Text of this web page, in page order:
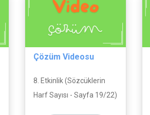
Çözüm Videosu
8. Etkinlik (Sözcüklerin
Harf Sayısı - Sayfa 19/22)